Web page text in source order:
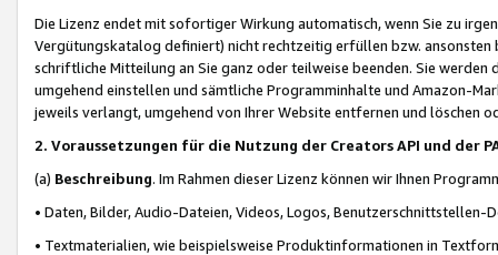
Die Lizenz endet mit sofortiger Wirkung automatisch, wenn Sie zu
Vergütungskatalog definiert) nicht rechtzeitig erfüllen bzw. ansonsten
schriftliche Mitteilung an Sie ganz oder teilweise beenden. Sie werden
umgehend einstellen und sämtliche Programminhalte und Amazon-
jeweils verlangt, umgehend von Ihrer Website entfernen und löschen
2. Voraussetzungen für die Nutzung der Creators API und der
(a) Beschreibung. Im Rahmen dieser Lizenz können wir Ihnen
• Daten, Bilder, Audio-Dateien, Videos, Logos, Benutzerschnittstellen-
• Textmaterialien, wie beispielsweise Produktinformationen in